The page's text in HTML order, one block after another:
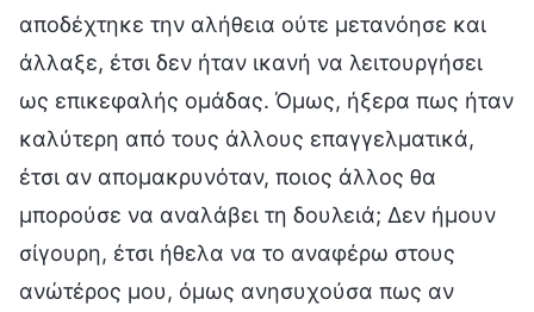
αποδέχτηκε την αλήθεια ούτε μετανόησε και
άλλαξε, έτσι δεν ήταν ικανή να λειτουργήσει
ως επικεφαλής ομάδας. Όμως, ήξερα πως ήταν
καλύτερη από τους άλλους επαγγελματικά,
έτσι αν απομακρυνόταν, ποιος άλλος θα
μπορούσε να αναλάβει τη δουλειά; Δεν ήμουν
σίγουρη, έτσι ήθελα να το αναφέρω στους
ανώτέρος μου, όμως ανησυχούσα πως αν